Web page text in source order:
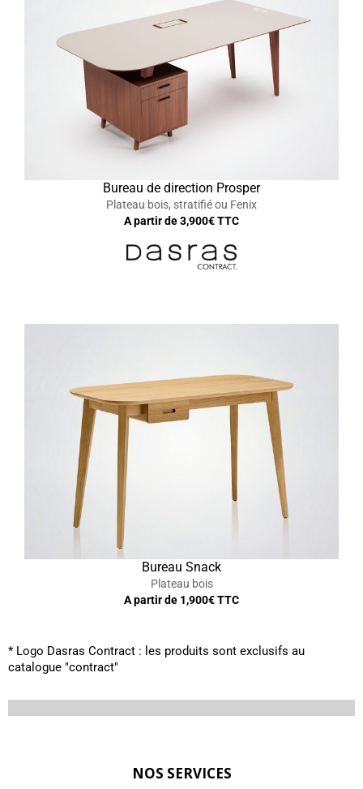
Bureau de direction Prosper
Plateau bois, stratifié ou Fenix
A partir de3,900€ TTC
Bureau Snack
Plateau bois
A partir de 1,900€ TTC
* Logo Dasras Contract : les produits sont exclusifs au
catalogue "contract"
NOS SERVICES